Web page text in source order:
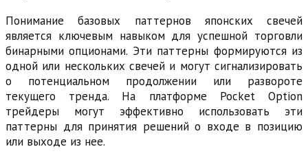
Понимание базовых паттернов японских свечей
является ключевым навыком для успешной торговли
бинарными опционами. Эти паттерны формируются из
одной или нескольких свечей и могут сигнализировать
о потенциальном продолжении или развороте
текущего тренда. На платформе Pocket Option
трейдеры могут эффективно использовать эти
паттерны для принятия решений о входе в позицию
или выходе из нее.